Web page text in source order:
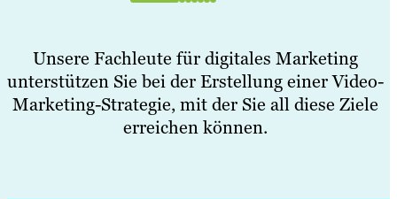
Unsere Fachleute für digitales Marketing
unterstützen Sie bei der Erstellung einer Video-
Marketing-Strategie, mit der Sie all diese Ziele
erreichen können.